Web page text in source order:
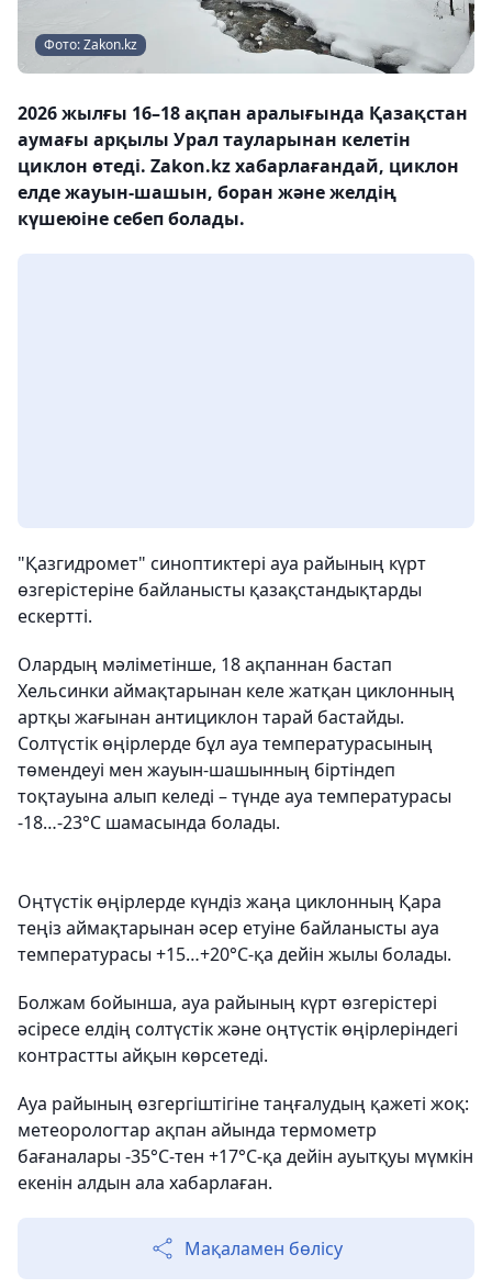
Фото: Zakon.kz
2026 жылғы 16–18 ақпан аралығында Қазақстан
аумағы арқылы Урал тауларынан келетін
циклон өтеді. Zakon.kz хабарлағандай, циклон
елде жауын-шашын, боран және желдің
күшеюіне себеп болады.
"Қазгидромет" синоптиктері ауа райының күрт
өзгерістеріне байланысты қазақстандықтарды
ескертті.
Олардың мәліметінше, 18 ақпаннан бастап
Хельсинки аймақтарынан келе жатқан циклонның
артқы жағынан антициклон тарай бастайды.
Солтүстік өңірлерде бұл ауа температурасының
төмендеуі мен жауын-шашынның біртіндеп
тоқтауына алып келеді – түнде ауа температурасы
-18…-23°С шамасында болады.
Оңтүстік өңірлерде күндіз жаңа циклонның Қара
теңіз аймақтарынан әсер етуіне байланысты ауа
температурасы +15…+20°С-қа дейін жылы болады.
Болжам бойынша, ауа райының күрт өзгерістері
әсіресе елдің солтүстік және оңтүстік өңірлеріндегі
контрастты айқын көрсетеді.
Ауа райының өзгергіштігіне таңғалудың қажеті жоқ:
метеорологтар ақпан айында термометр
бағаналары -35°С-тен +17°С-қа дейін ауытқуы мүмкін
екенін алдын ала хабарлаған.
Мақаламен бөлісу